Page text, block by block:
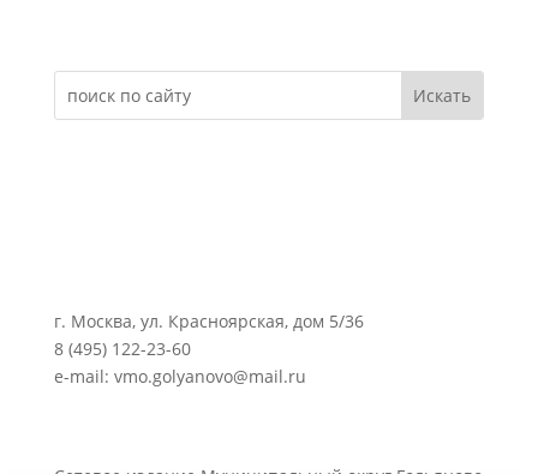
г. Москва, ул. Красноярская, дом 5/36
8 (495) 122-23-60
e-mail: vmo.golyanovo@mail.ru